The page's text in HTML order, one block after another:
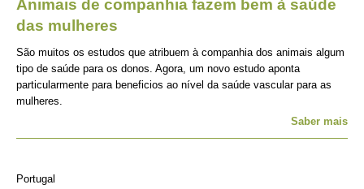
Animais de companhia fazem bem à saúde
das mulheres
São muitos os estudos que atribuem à companhia dos animais algum
tipo de saúde para os donos. Agora, um novo estudo aponta
particularmente para beneficios ao nível da saúde vascular para as
mulheres.
Saber mais
Portugal